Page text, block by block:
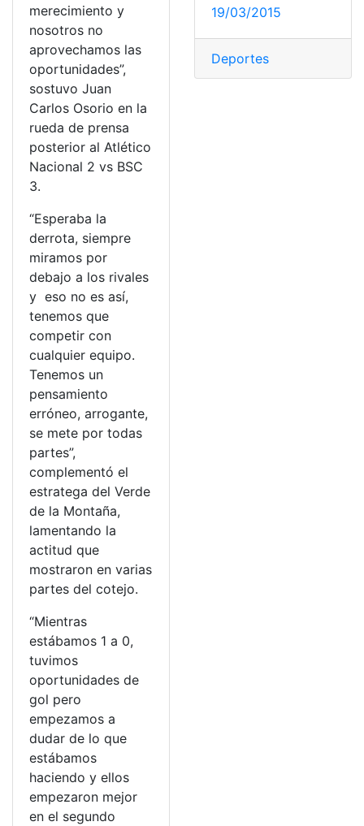
merecimiento y
nosotros no
aprovechamos las
oportunidades”,
sostuvo Juan
Carlos Osorio en la
rueda de prensa
posterior al Atlético
Nacional 2 vs BSC
3.
“Esperaba la
derrota, siempre
miramos por
debajo a los rivales
y eso no es así,
tenemos que
competir con
cualquier equipo.
Tenemos un
pensamiento
erróneo, arrogante,
se mete por todas
partes”,
complementó el
estratega del Verde
de la Montaña,
lamentando la
actitud que
mostraron en varias
partes del cotejo.
“Mientras
estábamos 1 a 0,
tuvimos
oportunidades de
gol pero
empezamos a
dudar de lo que
estábamos
haciendo y ellos
empezaron mejor
en el segundo
19/03/2015
Deportes